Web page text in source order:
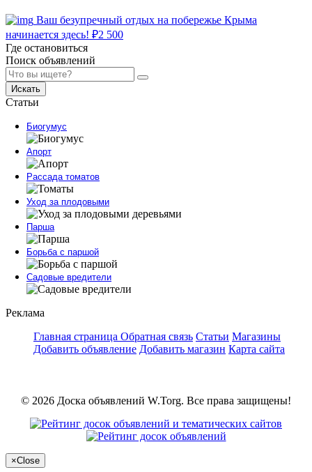
Ваш безупречный отдых на побережье Крыма
начинается здесь! ₽2 500
Где остановиться
Поиск объявлений
Искать
Статьи
Биогумус
Апорт
Рассада томатов
Уход за плодовыми
Парша
Борьба с паршой
Садовые вредители
Реклама
Главная страница Обратная связь Статьи Магазины
Добавить объявление Добавить магазин Карта сайта
© 2026 Доска объявлений W.Torg. Все права защищены!
×Close